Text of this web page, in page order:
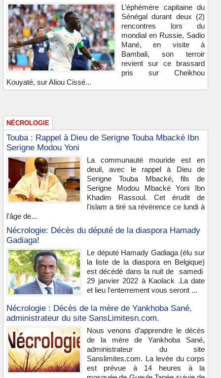
L’éphémère capitaine du
Sénégal durant deux (2)
rencontres lors du
mondial en Russie, Sadio
Mané, en visite à
Bambali, son terroir
revient sur ce brassard
pris sur Cheikhou
Kouyaté, sur Aliou Cissé...
NÉCROLOGIE
Touba : Rappel à Dieu de Serigne Touba Mbacké Ibn
Serigne Modou Yoni
La communauté mouride est en
deuil, avec le rappel à Dieu de
Serigne Touba Mbacké, fils de
Serigne Modou Mbacké Yoni Ibn
Khadim Rassoul. Cet érudit de
l'islam a tiré sa révérence ce lundi à
l'âge de...
Nécrologie: Décès du député de la diaspora Hamady
Gadiaga!
Le député Hamady Gadiaga (élu sur
la liste de la diaspora en Belgique)
est décédé dans la nuit de samedi
29 janvier 2022 à Kaolack .La date
et lieu l'enterrement vous seront ...
Nécrologie : Décès de la mère de Yankhoba Sané,
administrateur du site SansLimitesn.com.
Nous venons d’apprendre le décès
de la mère de Yankhoba Sané,
administrateur du site
Sanslimites.com. La levée du corps
est prévue à 14 heures à la